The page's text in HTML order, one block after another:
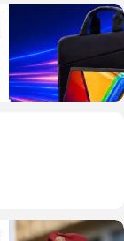
וידאו